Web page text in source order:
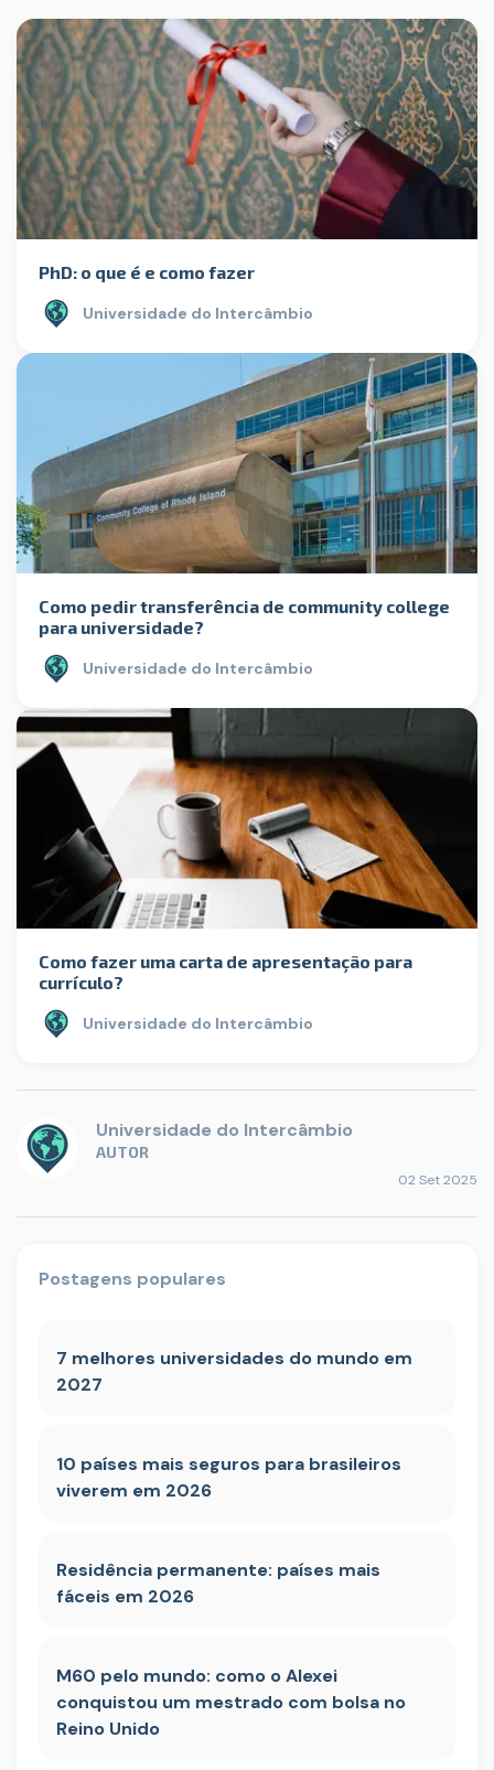
PhD: o que é e como fazer
Universidade do Intercâmbio
Como pedir transferência de community college
para universidade?
Universidade do Intercâmbio
Como fazer uma carta de apresentação para
currículo?
Universidade do Intercâmbio
Universidade do Intercâmbio
AUTOR
02 Set 2025
Postagens populares
7 melhores universidades do mundo em
2027
10 países mais seguros para brasileiros
viverem em 2026
Residência permanente: países mais
fáceis em 2026
M60 pelo mundo: como o Alexei
conquistou um mestrado com bolsa no
Reino Unido